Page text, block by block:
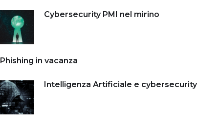
Cybersecurity PMI nel mirino
Phishing in vacanza
Intelligenza Artificiale e cybersecurity